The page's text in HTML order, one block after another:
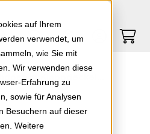
auf Ihrem
verwendet, um
wie Sie mit
Wir verwenden diese
Erfahrung zu
sowie für Analysen
Besuchern auf dieser
Weitere
Springe zum Footer
0